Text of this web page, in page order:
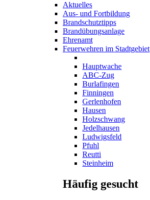
Aktuelles
Aus- und Fortbildung
Brandschutztipps
Brandübungsanlage
Ehrenamt
Feuerwehren im Stadtgebiet
Hauptwache
ABC-Zug
Burlafingen
Finningen
Gerlenhofen
Hausen
Holzschwang
Jedelhausen
Ludwigsfeld
Pfuhl
Reutti
Steinheim
Häufig gesucht